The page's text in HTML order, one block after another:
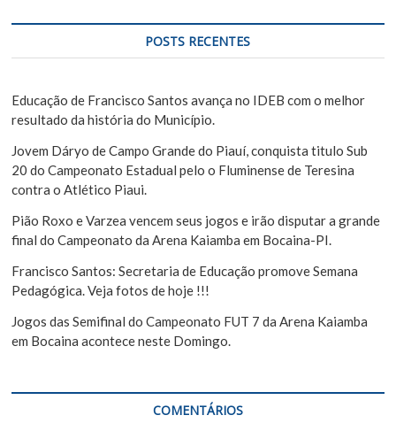
P
o
s
t
q
i
a
POSTS RECENTES
Educação de Francisco Santos avança no IDEB com o melhor
resultado da história do Município.
Jovem Dáryo de Campo Grande do Piauí, conquista titulo Sub
20 do Campeonato Estadual pelo o Fluminense de Teresina
contra o Atlético Piaui.
Pião Roxo e Varzea vencem seus jogos e irão disputar a grande
final do Campeonato da Arena Kaiamba em Bocaina-PI.
Francisco Santos: Secretaria de Educação promove Semana
Pedagógica. Veja fotos de hoje !!!
Jogos das Semifinal do Campeonato FUT 7 da Arena Kaiamba
em Bocaina acontece neste Domingo.
COMENTÁRIOS